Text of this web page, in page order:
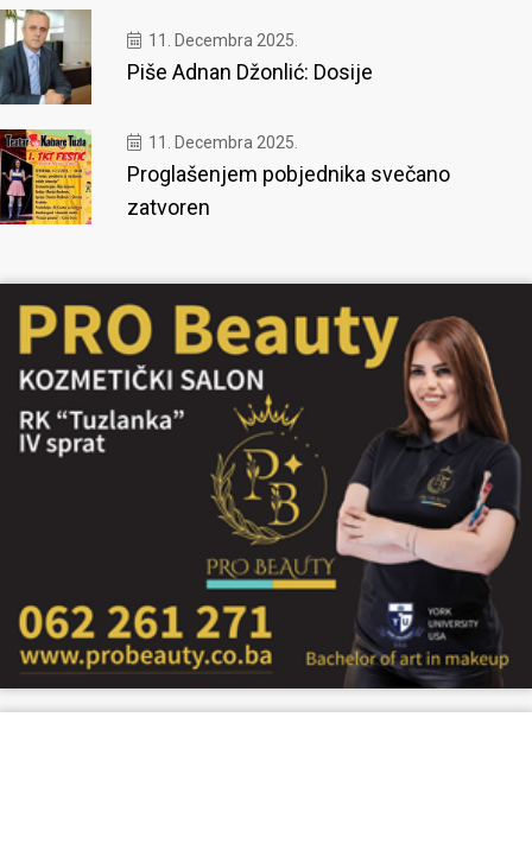
11. Decembra 2025.
Piše Adnan Džonlić: Dosije
11. Decembra 2025.
Proglašenjem pobjednika svečano
zatvoren